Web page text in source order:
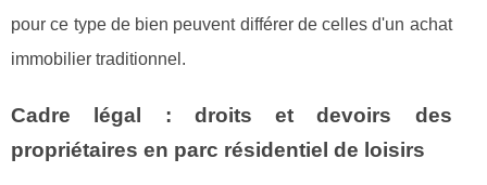
pour ce type de bien peuvent différer de celles d'un achat
immobilier traditionnel.
Cadre légal : droits et devoirs des
propriétaires en parc résidentiel de loisirs